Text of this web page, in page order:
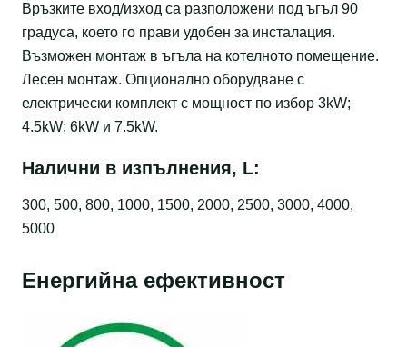
Връзките вход/изход са разположени под ъгъл 90
градуса, което го прави удобен за инсталация.
Възможен монтаж в ъгъла на котелното помещение.
Лесен монтаж. Опционално оборудване с
електрически комплект с мощност по избор 3kW;
4.5kW; 6kW и 7.5kW.
Налични в изпълнения, L:
300, 500, 800, 1000, 1500, 2000, 2500, 3000, 4000,
5000
Енергийна ефективност